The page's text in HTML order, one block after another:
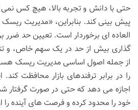
حتی با دانش و تجربه بالا، هیچ کس نمی
پیش بینی کند. بنابراین، «مدیریت
العاده ای برخوردار است. تعیین حد ضرر
گذاری بیش از حد در یک سهم خاص، و
از جمله اصول اساسی مدیریت ریسک
را در برابر ترفندهای بازار محافظت
اجازه می دهد که حتی در صورت گرفتار
خود را محدود کرده و فرصت های آینده